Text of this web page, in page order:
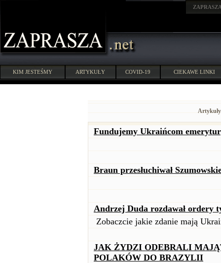
KIM JESTEŚMY ARTYKUŁY COVID-19 CIEKAWE LINKI
Fundujemy Ukraińcom
Braun przesłuchiwał
Andrzej Duda rozdawał ordery
Zobaczcie jakie zdanie mają
JAK ŻYDZI ODEBRALI
POLAKÓW DO BRAZYLII